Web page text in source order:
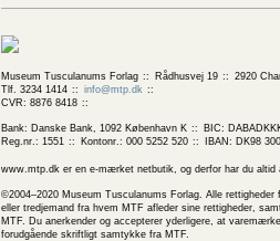
Museum Tusculanums Forlag Rådhusvej 19
2920
Tlf. 3234 1414
info@mtp.dk
CVR: 8876 8418
Bank: Danske Bank, 1092 København K
BIC:
Reg.nr.: 1551
Kontonr.: 000 5252 520 IBAN: DK98
www.mtp.dk er en e-mærket netbutik, og derfor har du
©2004–2020 Museum Tusculanums Forlag. Alle
eller tredjemand fra hvem MTF afleder sine rettigheder,
MTF. Du anerkender og accepterer yderligere, at
forudgående skriftligt samtykke fra MTF.